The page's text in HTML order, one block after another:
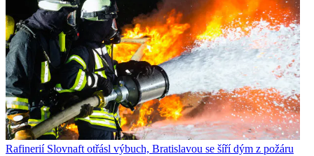
Rafinerií Slovnaft otřásl výbuch, Bratislavou se šíří dým z požáru